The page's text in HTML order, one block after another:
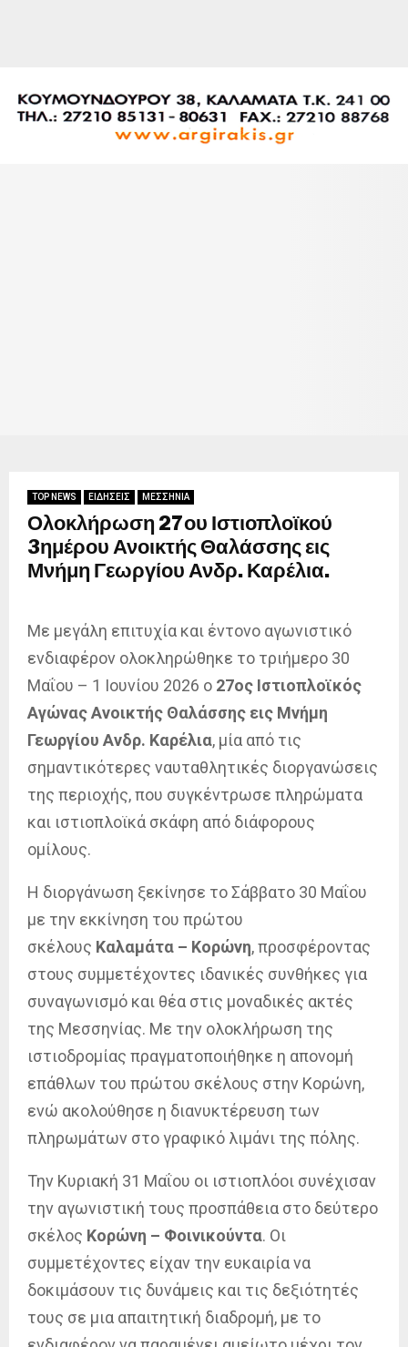
TOP NEWS ΕΙΔΗΣΕΙΣ ΜΕΣΣΗΝΙΑ
Ολοκλήρωση 27ου Ιστιοπλοϊκού
3ημέρου Ανοικτής Θαλάσσης εις
Μνήμη Γεωργίου Ανδρ. Καρέλια.
Με μεγάλη επιτυχία και έντονο αγωνιστικό
ενδιαφέρον ολοκληρώθηκε το τριήμερο 30
Μαΐου – 1 Ιουνίου 2026 ο 27ος Ιστιοπλοϊκός
Αγώνας Ανοικτής Θαλάσσης εις Μνήμη
Γεωργίου Ανδρ. Καρέλια, μία από τις
σημαντικότερες ναυταθλητικές διοργανώσεις
της περιοχής, που συγκέντρωσε πληρώματα
και ιστιοπλοϊκά σκάφη από διάφορους
ομίλους.
Η διοργάνωση ξεκίνησε το Σάββατο 30 Μαΐου
με την εκκίνηση του πρώτου
σκέλους Καλαμάτα – Κορώνη, προσφέροντας
στους συμμετέχοντες ιδανικές συνθήκες για
συναγωνισμό και θέα στις μοναδικές ακτές
της Μεσσηνίας. Με την ολοκλήρωση της
ιστιοδρομίας πραγματοποιήθηκε η απονομή
επάθλων του πρώτου σκέλους στην Κορώνη,
ενώ ακολούθησε η διανυκτέρευση των
πληρωμάτων στο γραφικό λιμάνι της πόλης.
Την Κυριακή 31 Μαΐου οι ιστιοπλόοι συνέχισαν
την αγωνιστική τους προσπάθεια στο δεύτερο
σκέλος Κορώνη – Φοινικούντα. Οι
συμμετέχοντες είχαν την ευκαιρία να
δοκιμάσουν τις δυνάμεις και τις δεξιότητές
τους σε μια απαιτητική διαδρομή, με το